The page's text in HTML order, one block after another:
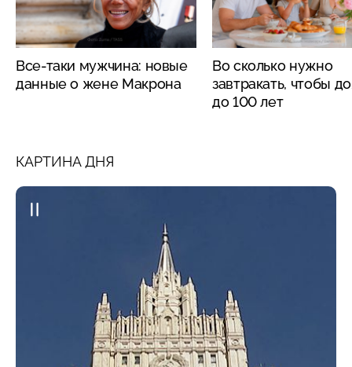
Все-таки мужчина: новые
данные о жене Макрона
Во сколько нужно
завтракать, чтобы
до 100 лет
КАРТИНА ДНЯ